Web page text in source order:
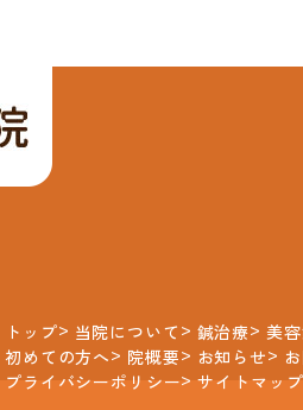
トップ 当院について 鍼治療 美
初めての方へ
院概要 お知らせ
プライバシーポリシー
サイトマップ